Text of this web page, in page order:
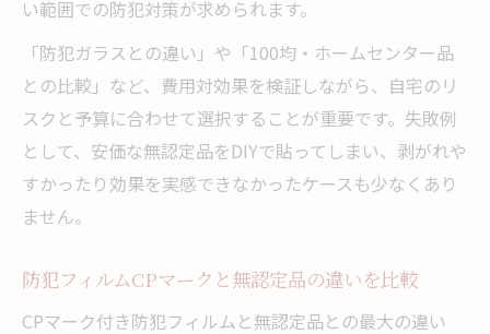
い範囲での防犯対策が求められます。
「防犯ガラスとの違い」や「100均・ホームセンター品
との比較」など、費用対効果を検証しながら、自宅のリ
スクと予算に合わせて選択することが重要です。失敗例
として、安価な無認定品をDIYで貼ってしまい、剥がれや
すかったり効果を実感できなかったケースも少なくあり
ません。
防犯フィルムCPマークと無認定品の違いを比較
CPマーク付き防犯フィルムと無認定品との最大の違い